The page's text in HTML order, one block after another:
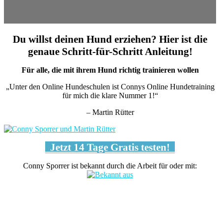
Du willst deinen Hund erziehen? Hier ist die
genaue Schritt-für-Schritt Anleitung!
Für alle, die mit ihrem Hund richtig trainieren wollen
„Unter den Online Hundeschulen ist Connys Online Hundetraining
für mich die klare Nummer 1!“
– Martin Rütter
Jetzt 14 Tage Gratis testen!
Conny Sporrer ist bekannt durch die Arbeit für oder mit: